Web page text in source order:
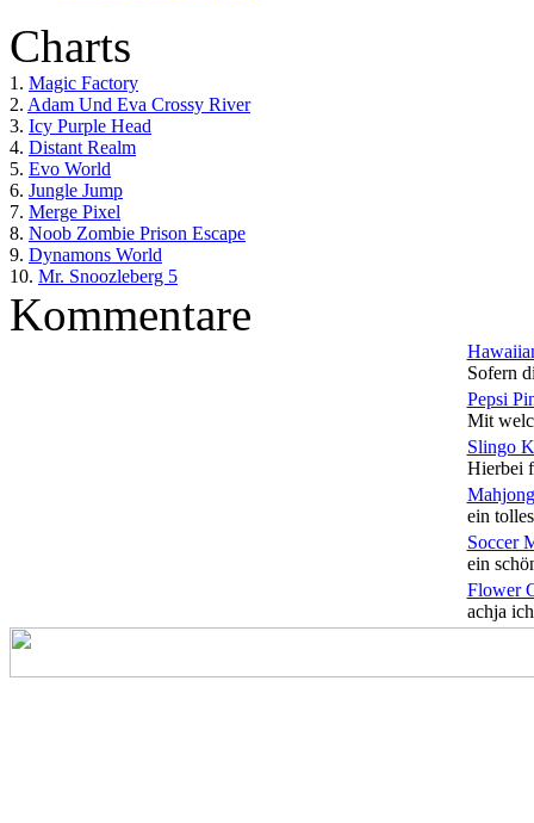
Charts
1. Magic Factory
2. Adam Und Eva Crossy River
3. Icy Purple Head
4. Distant Realm
5. Evo World
6. Jungle Jump
7. Merge Pixel
8. Noob Zombie Prison Escape
9. Dynamons World
10. Mr. Snoozleberg 5
Kommentare
Sofern
Pepsi
Mit
Slingo
Hierbei
ein
Soccer
ein
Flower
achja